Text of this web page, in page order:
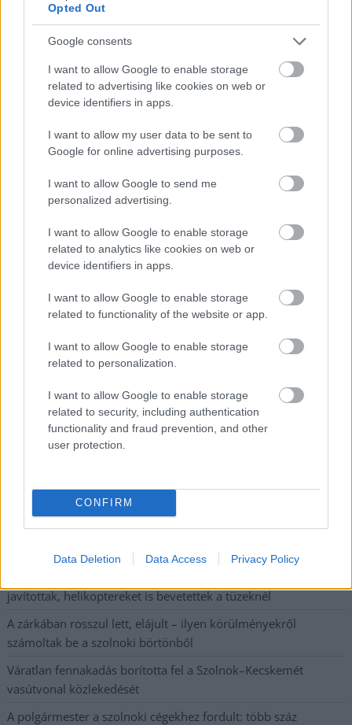
Opted Out
Google consents
I want to allow Google to enable storage
related to advertising like cookies on web or
device identifiers in apps.
I want to allow my user data to be sent to
Google for online advertising purposes.
I want to allow Google to send me
personalized advertising.
I want to allow Google to enable storage
related to analytics like cookies on web or
device identifiers in apps.
I want to allow Google to enable storage
related to functionality of the website or app.
I want to allow Google to enable storage
related to personalization.
I want to allow Google to enable storage
related to security, including authentication
functionality and fraud prevention, and other
user protection.
CONFIRM
Data Deletion Data Access Privacy Policy
Országos ellenőrzés indult a hazai akkumulátoripari
üzemekben
Az idei év leglassabb növekedését hozta a június a
kiskereskedelemben
Györfi Mihály több tucat vállalkozással egyeztetett a
kerékpárgyár dolgozóinak megsegítéséről
41 fok fölé forrósodott az ország, Szolnokon pedig egy másik
rekord is megdőlt
Egy telefonhívást akart, végül rendőrök vitték el a mezőtúri
A Tisza kormány minisztere újabb nagy változásokról döntött
a közoktatásban – például az iskolaigazgatók visszakapják
Sok volt az igazolatlan hiányzás, Pócs János fizetéslevonást
A Szolnok megyei gazdák nagyon nem akarták a JÉGER
Csendélet 5.0: alig balesetveszélyes lépcső és remek
állapotban levő buszmegálló mutatja, hogy Szolnok mennyire
élhető város
Napokon belül megválasztja az új köztársasági elnököt az
Országgyűlés
Kiterjedt tüzek pusztítanak az országban, köztük Karcagon
javítottak, helikoptereket is bevetettek a tüzeknél
A zárkában rosszul lett, elájult – ilyen körülményekről
számoltak be a szolnoki börtönből
Váratlan fennakadás borította fel a Szolnok–Kecskemét
vasútvonal közlekedését
A polgármester a szolnoki cégekhez fordult: több száz